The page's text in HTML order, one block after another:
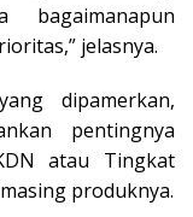
jelasnya.
dipamerkan,
pentingnya
atau Tingkat
produknya.